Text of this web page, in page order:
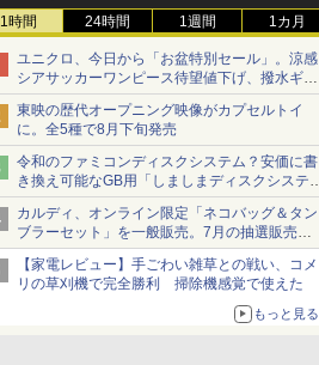
1時間 24時間 1週間 1カ月
ユニクロ、今日から「お盆特別セール」。涼感
シアサッカーワンピース待望値下げ、撥水ギア
ショーツは1990円に
東映の歴代オープニング映像がカプセルトイ
に。全5種で8月下旬発売
令和のファミコンディスクシステム？安価に書
き換え可能なGB用「しましまディスクシステ
ム」
カルディ、オンライン限定「ネコバッグ＆タン
ブラーセット」を一般販売。7月の抽選販売の
当選無効分
【家電レビュー】手ごわい雑草との戦い、コメ
リの草刈機で完全勝利 掃除機感覚で使えた
もっと見る